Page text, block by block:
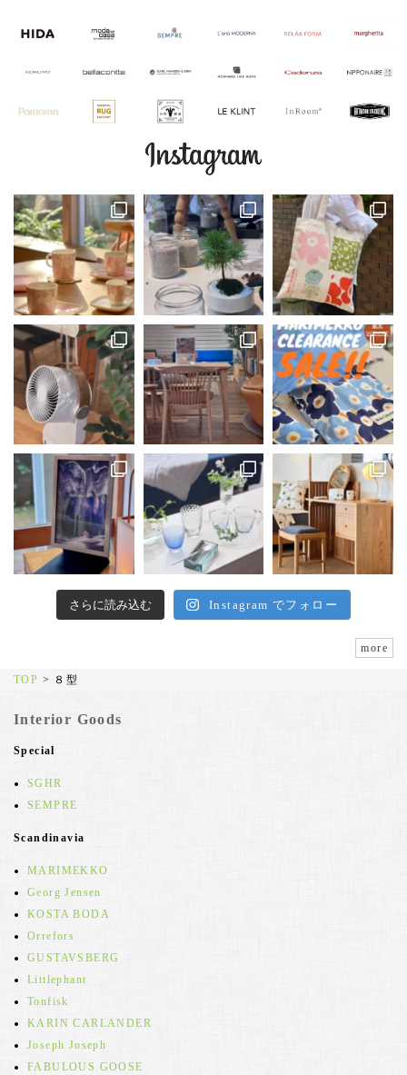
さらに読み込む Instagram でフォロー
more
TOP > ８型
Interior Goods
Special
SGHR
SEMPRE
Scandinavia
MARIMEKKO
Georg Jensen
KOSTA BODA
Orrefors
GUSTAVSBERG
Littlephant
Tonfisk
KARIN CARLANDER
Joseph Joseph
FABULOUS GOOSE